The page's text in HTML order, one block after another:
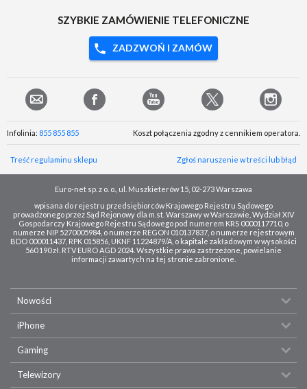
SZYBKIE ZAMÓWIENIE TELEFONICZNE
ZADZWOŃ I ZAMÓW
Infolinia: 855 855 855 Koszt połączenia zgodny z cennikiem operatora.
Treść regulaminu sklepu Zgłoś naruszenie w treści lub błąd
Euro-net sp. z o. o., ul. Muszkieterów 15, 02-273 Warszawa
wpisana do rejestru przedsiębiorców Krajowego Rejestru Sądowego
prowadzonego przez Sąd Rejonowy dla m.st. Warszawy w Warszawie, Wydział XIV
Gospodarczy Krajowego Rejestru Sądowego pod numerem KRS 0000117710, o
numerze NIP 5270005984, o numerze REGON 010137837, o numerze rejestrowym
BDO 000011437, RPK 015856, UKNF 11224879/A, o kapitale zakładowym w wysokości
560 190 zł. RTV EURO AGD 2024. Wszystkie prawa zastrzeżone, powielanie
informacji zawartych na tej stronie zabronione.
Nowości
iPhone
Gaming
Telewizory